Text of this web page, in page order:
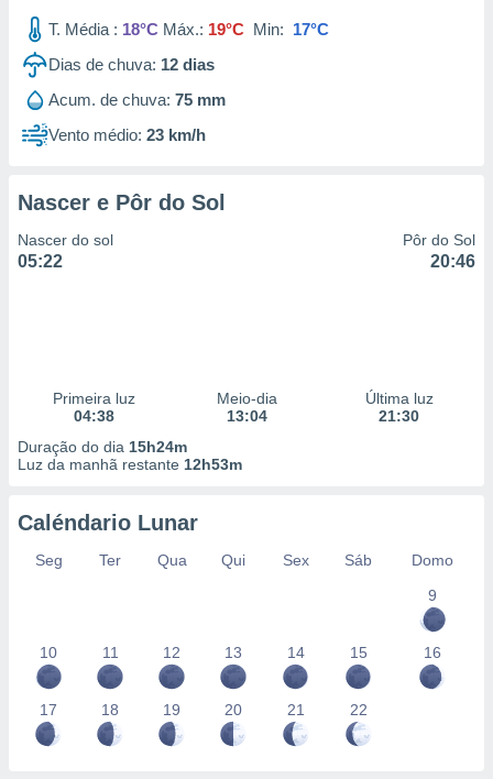
T. Média : 18°C Máx.: 19°C Min: 17°C
Dias de chuva: 12 dias
Acum. de chuva: 75 mm
Vento médio: 23 km/h
Nascer e Pôr do Sol
Nascer do sol
05:22
Pôr do Sol
20:46
Primeira luz
04:38
Meio-dia
13:04
Última luz
21:30
Duração do dia 15h24m
Luz da manhã restante 12h53m
Caléndario Lunar
Seg Ter Qua Qui Sex Sáb
Domo
9
10 11 12 13 14 15 16
17 18 19 20 21 22